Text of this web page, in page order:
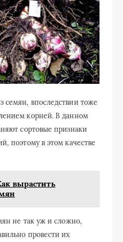
впоследствии тоже
корней. В данном
сортовые признаки
поэтому в этом качестве
вырастить
не так уж и сложно,
провести их